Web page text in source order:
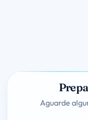
Aguarde